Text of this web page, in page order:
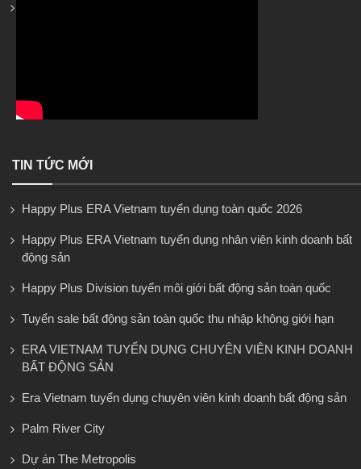
TIN TỨC MỚI
Happy Plus ERA Vietnam tuyển dụng toàn quốc 2026
Happy Plus ERA Vietnam tuyển dụng nhân viên kinh doanh bất
động sản
Happy Plus Division tuyển môi giới bất động sản toàn quốc
Tuyển sale bất động sản toàn quốc thu nhập không giới hạn
ERA VIETNAM TUYỂN DỤNG CHUYÊN VIÊN KINH DOANH
BẤT ĐỘNG SẢN
Era Vietnam tuyển dụng chuyên viên kinh doanh bất động sản
Palm River City
Dự án The Metropolis